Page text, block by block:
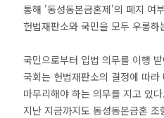
통해 '동성동본금혼제'의 폐지 여
헌법재판소와 국민을 모두 우롱하
국민으로부터 입법 의무를 이행
국회는 헌법재판소의 결정에 따
마무리해야 하는 의무를 지고 있
지난 지금까지도 동성동본금혼